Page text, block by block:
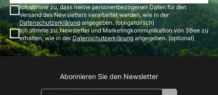
Ich stimme zu, dass meine personenbezogenen Daten für den
Versand des Newsletters verarbeitet werden, wie in der
Datenschutzerklärungangegeben. (obligatorisch)
Ich stimme zu, Newsletter und Marketingkommunikation von 3Bee zu
erhalten, wie in derDatenschutzerklärungangegeben. (optional)
Instagram
Facebook
Linkedin
Youtube
Abonnieren Sie den Newsletter